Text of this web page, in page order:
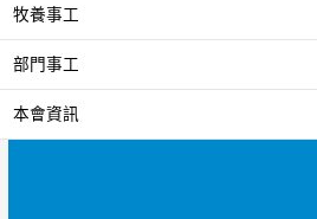
牧養事工
部門事工
本會資訊